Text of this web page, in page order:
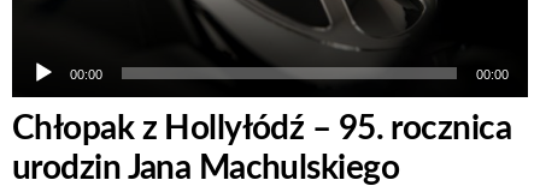
00:00 00:00
Chłopak z Hollyłódź – 95. rocznica
urodzin Jana Machulskiego